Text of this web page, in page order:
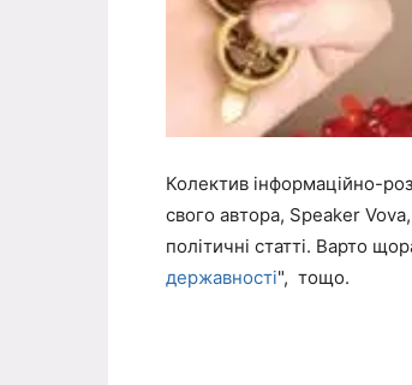
Колектив інформаційно-
свого автора, Speaker
політичні статті. Варто
державності", тощо.